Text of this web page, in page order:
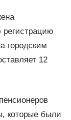
городским
12
которые были